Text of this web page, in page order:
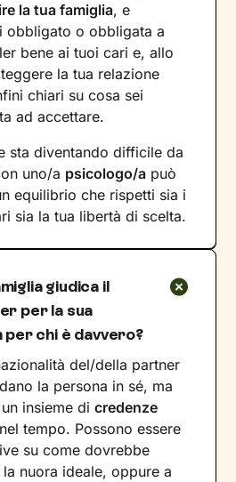
la tua famiglia, e
obbligato o obbligata a
bene ai tuoi cari e, allo
la tua relazione
chiari su cosa sei
ad accettare.
sta diventando difficile da
uno/a psicologo/a può
equilibrio che rispetti sia i
sia la tua libertà di scelta.
giudica il
per la sua
per chi è davvero?
del/della partner
la persona in sé, ma
insieme dicredenze
tempo. Possono essere
su come dovrebbe
nuora ideale, oppure a